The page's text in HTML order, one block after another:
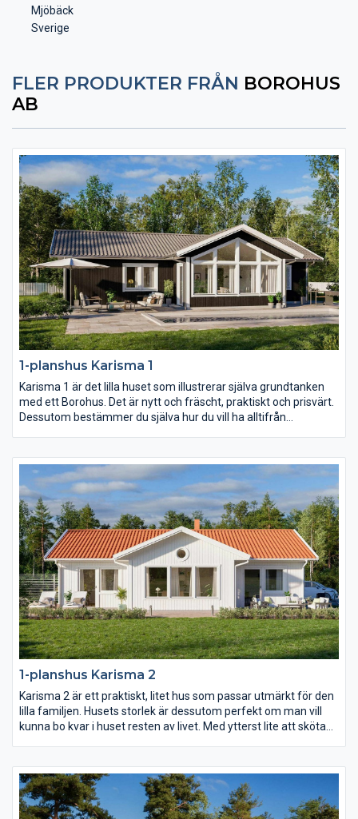
Mjöbäck
Sverige
FLER PRODUKTER FRÅN BOROHUS
AB
1-planshus Karisma 1
Karisma 1 är det lilla huset som illustrerar själva grundtanken
med ett Borohus. Det är nytt och fräscht, praktiskt och prisvärt.
Dessutom bestämmer du själva hur du vill ha alltifrån
och för er som vill bo lustfyllt i villa med minimalt att sköta om.
1-planshus Karisma 2
Karisma 2 är ett praktiskt, litet hus som passar utmärkt för den
lilla familjen. Husets storlek är dessutom perfekt om man vill
kunna bo kvar i huset resten av livet. Med ytterst lite att sköta
varje rum är generöst tilltagna och det finns stora möjligheter
att anpassa inredningen efter just era behov.